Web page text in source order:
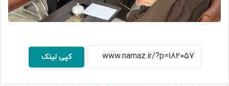
کپی لینک